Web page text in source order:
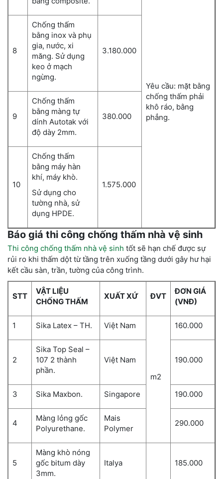
Yêu cầu: mặt bằng
chống thấm phải
khô ráo, bằng
phẳng.
8
Chống thấm
bằng inox và phụ
gia, nước, xi
măng. Sử dụng
keo ở mạch
ngừng.
3.180.000
9
Chống thấm
bằng màng tự
dính Autotak với
độ dày 2mm.
380.000
10
Chống thấm
bằng máy hàn
khí, máy khò.
Sử dụng cho
tường nhà, sử
dụng HPDE.
1.575.000
Báo giá thi công chống thấm nhà vệ sinh
Thi công chống thấm nhà vệ sinh tốt sẽ hạn chế được sự
rủi ro khi thấm dột từ tầng trên xuống tầng dưới gây hư hại
kết cầu sàn, trần, tường của công trình.
STT
VẬT LIỆU
CHỐNG THẤM
XUẤT XỨ ĐVT
ĐƠN GIÁ
(VNĐ)
1 Sika Latex – TH. Việt Nam
m2
160.000
2
Sika Top Seal –
107 2 thành
phần.
Việt Nam 190.000
3 Sika Maxbon. Singapore 190.000
4
Màng lỏng gốc
Polyurethane.
Mais
Polymer
290.000
5
Màng khò nóng
gốc bitum dày
3mm.
Italya 185.000